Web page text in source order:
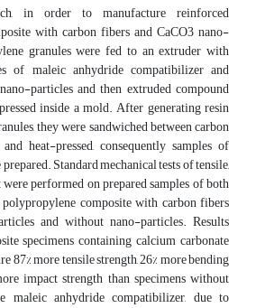
in order to manufacture reinforced
with carbon fibers and CaCO3 nano-
granules were fed to an extruder with
of maleic anhydride compatibilizer and
particles and then extruded compound
inside a mold. After generating resin
they were sandwiched between carbon
heat-pressed, consequently samples of
Standard mechanical tests of tensile,
performed on prepared samples of both
composite with carbon fibers
and without nano-particles. Results
specimens containing calcium carbonate
87% more tensile strength, 26% more bending
impact strength than specimens without
maleic anhydride compatibilizer, due to